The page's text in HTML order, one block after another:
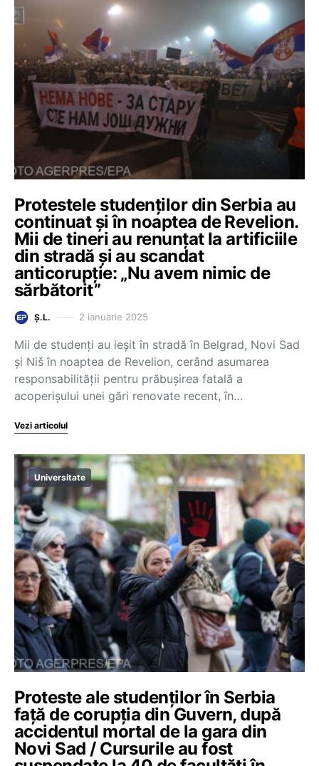
Protestele studenților din Serbia au
continuat și în noaptea de Revelion.
Mii de tineri au renunțat la artificiile
din stradă și au scandat
anticorupție: „Nu avem nimic de
sărbătorit”
Ș.L. 2 ianuarie 2025
Mii de studenți au ieșit în stradă în Belgrad, Novi Sad
și Niš în noaptea de Revelion, cerând asumarea
responsabilității pentru prăbușirea fatală a
acoperișului unei gări renovate recent, în…
Vezi articolul
Universitate
Proteste ale studenților în Serbia
față de corupția din Guvern, după
accidentul mortal de la gara din
Novi Sad / Cursurile au fost